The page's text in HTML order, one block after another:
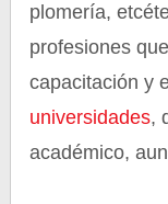
plomería,
profesiones
capacitación y
universidades,
académico,